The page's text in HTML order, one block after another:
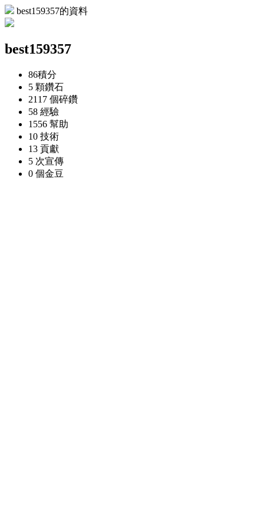
best159357的資料
best159357
86積分
5 顆鑽石
2117 個碎鑽
58 經驗
1556 幫助
10 技術
13 貢獻
5 次宣傳
0 個金豆